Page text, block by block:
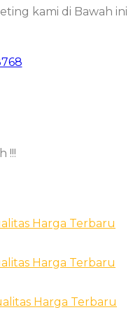
kami di Bawah ini
!!!
Harga Terbaru
Harga Terbaru
Harga Terbaru